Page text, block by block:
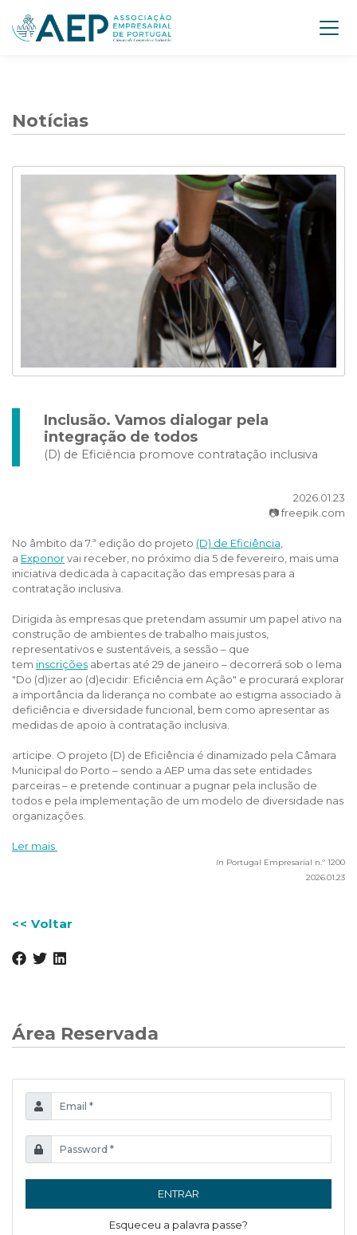
Notícias
Inclusão. Vamos dialogar pela
integração de todos
(D) de Eficiência promove contratação inclusiva
2026.01.23
📷 freepik.com
No âmbito da 7.ª edição do projeto (D) de Eficiência
a Exponorvai receber, no próximo dia 5 de fevereiro, mais uma
iniciativa dedicada à capacitação das empresas para a
contratação inclusiva.
Dirigida às empresas que pretendam assumir um papel ativo na
construção de ambientes de trabalho mais justos,
representativos e sustentáveis, a sessão – que
tem inscrições abertas até 29 de janeiro – decorrerá sob o lema
"Do (d)izer ao (d)ecidir: Eficiência em Ação" e procurará explorar
a importância da liderança no combate ao estigma associado à
deficiência e diversidade funcional, bem como apresentar as
medidas de apoio à contratação inclusiva.
articipe. O projeto (D) de Eficiência é dinamizado pela Câmara
Municipal do Porto – sendo a AEP uma das sete entidades
parceiras – e pretende continuar a pugnar pela inclusão de
todos e pela implementação de um modelo de diversidade nas
organizações.
Ler mais
In Portugal Empresarial n.º 1200
2026.01.23
<< Voltar
Área Reservada
ENTRAR
Esqueceu a palavra passe?